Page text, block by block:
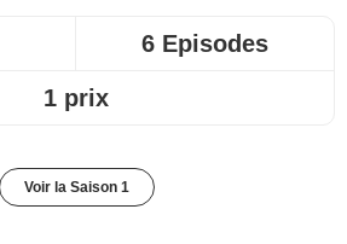
6 Episodes
1 prix
Voir la Saison 1